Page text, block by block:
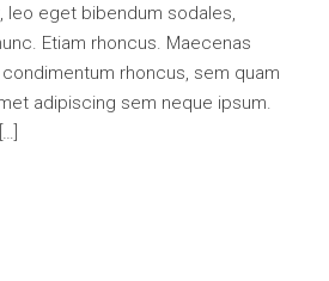
leo eget bibendum sodales,
Etiam rhoncus. Maecenas
rhoncus, sem quam
adipiscing sem neque ipsum.